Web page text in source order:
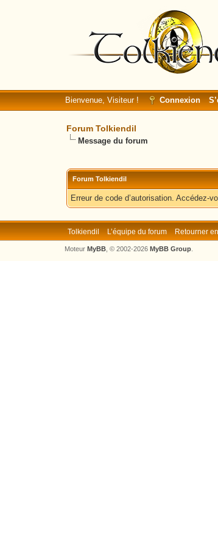
Bienvenue, Visiteur ! Connexion
Forum Tolkiendil
Message du forum
Forum Tolkiendil
Erreur de code d’autorisation. Accédez-
Tolkiendil L’équipe du forum Retourner
Moteur MyBB, © 2002-2026 MyBB Group.